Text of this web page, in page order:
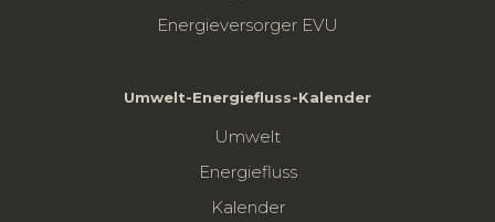
Energieversorger EVU
Umwelt-Energiefluss-Kalender
Umwelt
Energiefluss
Kalender